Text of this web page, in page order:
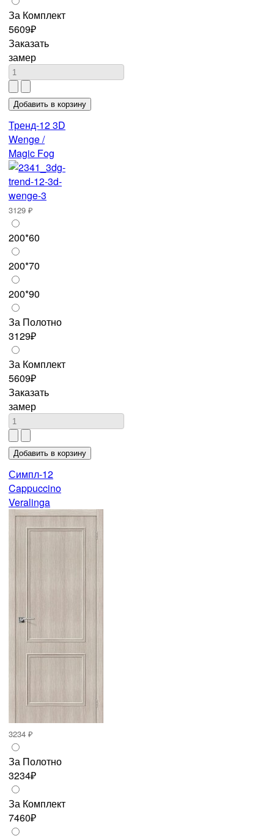
За Комплект
5609₽
Заказать
замер
Тренд-12 3D
Wenge /
Magic Fog
3129 ₽
200*60
200*70
200*90
За Полотно
3129₽
За Комплект
5609₽
Заказать
замер
Симпл-12
Cappuccino
Veralinga
3234 ₽
За Полотно
3234₽
За Комплект
7460₽